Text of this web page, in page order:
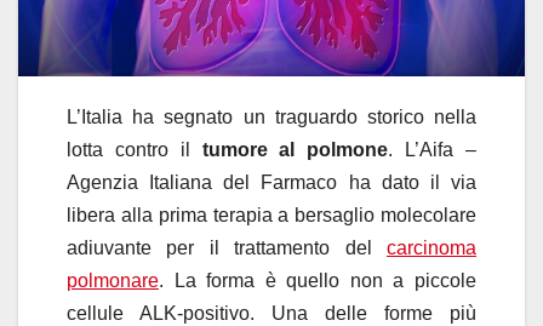
L’Italia ha segnato un traguardo storico nella
lotta contro il tumore al polmone. L’Aifa –
Agenzia Italiana del Farmaco ha dato il via
libera alla prima terapia a bersaglio molecolare
adiuvante per il trattamento del carcinoma
polmonare. La forma è quello non a piccole
cellule ALK-positivo. Una delle forme più